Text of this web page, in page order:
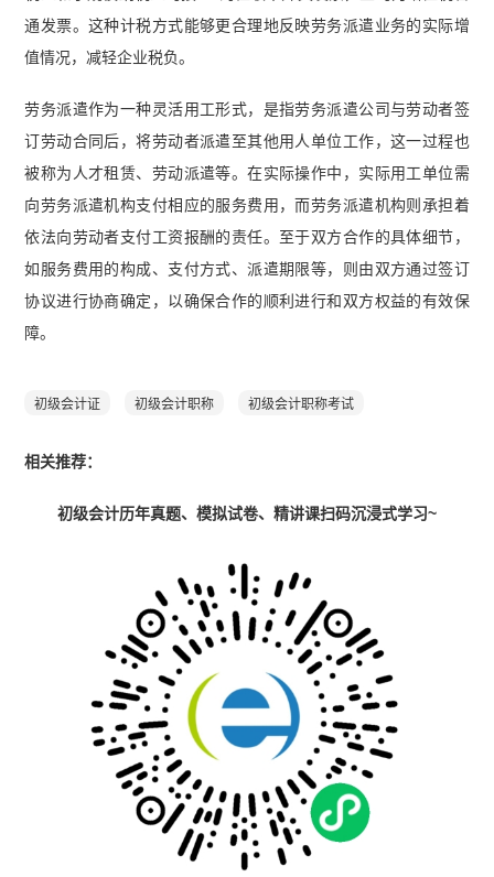
通发票。这种计税方式能够更合理地反映劳务派遣业务的实际增
值情况，减轻企业税负。
劳务派遣作为一种灵活用工形式，是指劳务派遣公司与劳动者签
订劳动合同后，将劳动者派遣至其他用人单位工作，这一过程也
被称为人才租赁、劳动派遣等。在实际操作中，实际用工单位需
向劳务派遣机构支付相应的服务费用，而劳务派遣机构则承担着
依法向劳动者支付工资报酬的责任。至于双方合作的具体细节，
如服务费用的构成、支付方式、派遣期限等，则由双方通过签订
协议进行协商确定，以确保合作的顺利进行和双方权益的有效保
障。
初级会计证 初级会计职称 初级会计职称考试
相关推荐：
初级会计历年真题、模拟试卷、精讲课扫码沉浸式学习~